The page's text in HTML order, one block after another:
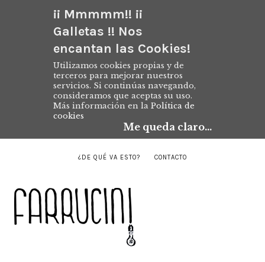
¡¡ Mmmmm!! ¡¡
Galletas !! Nos
encantan las Cookies!
Utilizamos cookies propias y de
terceros para mejorar nuestros
servicios. Si continúas navegando,
consideramos que aceptas su uso.
Más información en la Política de
cookies
Me queda claro...
¿DE QUÉ VA ESTO? CONTACTO